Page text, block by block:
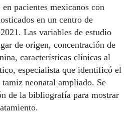
pacientes mexicanos con
en un centro de
Las variables de estudio
de origen, concentración de
características clínicas al
especialista que identificó el
neonatal ampliado. Se
de la bibliografía para mostrar